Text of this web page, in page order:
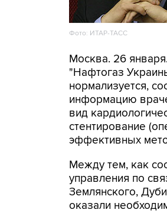
Фото: ИТАР-ТАСС
Москва. 26
"Нафтогаз
нормализуется,
информацию
вид
стентирование
эффективных
Между тем, как
управления по
Землянского,
оказали